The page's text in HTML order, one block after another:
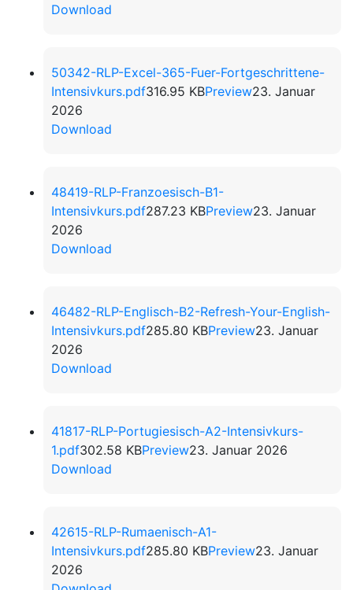
Download
50342-RLP-Excel-365-Fuer-Fortgeschrittene-
Intensivkurs.pdf316.95 KBPreview23. Januar
2026
Download
48419-RLP-Franzoesisch-B1-
Intensivkurs.pdf287.23 KBPreview23. Januar
2026
Download
46482-RLP-Englisch-B2-Refresh-Your-English-
Intensivkurs.pdf285.80 KBPreview23. Januar
2026
Download
41817-RLP-Portugiesisch-A2-Intensivkurs-
1.pdf302.58 KBPreview23. Januar 2026
Download
42615-RLP-Rumaenisch-A1-
Intensivkurs.pdf285.80 KBPreview23. Januar
2026